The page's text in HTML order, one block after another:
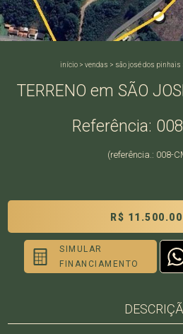
início > vendas > são josé dos pinhais
TERRENO em SÃO
Referência:
(referência.: 008-
R$
SIMULAR
FINANCIAMENTO